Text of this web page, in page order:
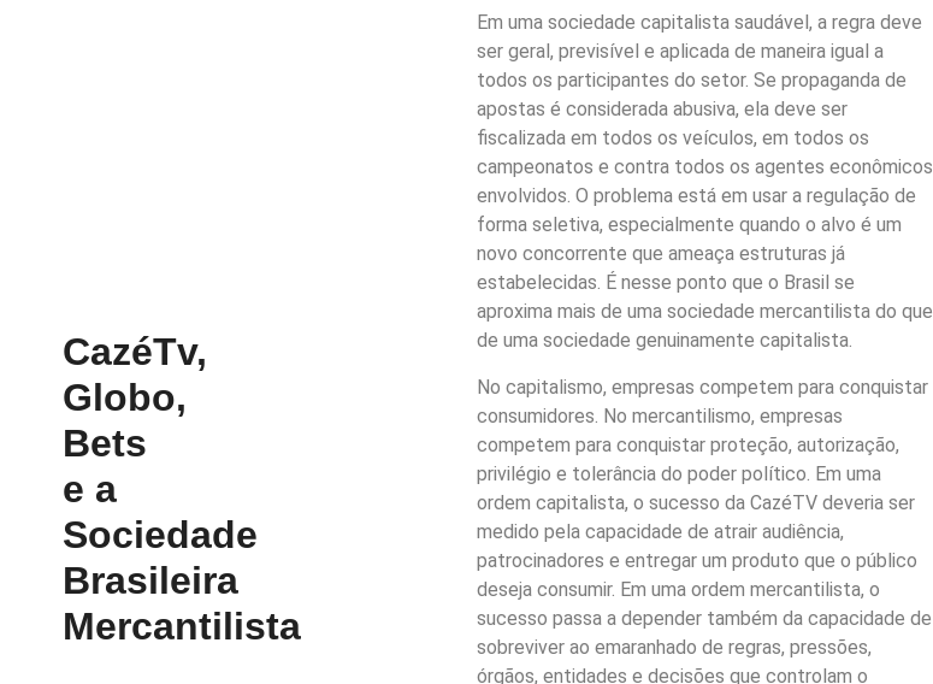
CazéTv,
Globo,
Bets
e a
Sociedade
Brasileira
Mercantilista
Em uma sociedade capitalista saudável, a regra deve
ser geral, previsível e aplicada de maneira igual a
todos os participantes do setor. Se propaganda de
apostas é considerada abusiva, ela deve ser
fiscalizada em todos os veículos, em todos os
campeonatos e contra todos os agentes econômicos
envolvidos. O problema está em usar a regulação de
forma seletiva, especialmente quando o alvo é um
novo concorrente que ameaça estruturas já
estabelecidas. É nesse ponto que o Brasil se
aproxima mais de uma sociedade mercantilista do que
de uma sociedade genuinamente capitalista.
No capitalismo, empresas competem para conquistar
consumidores. No mercantilismo, empresas
competem para conquistar proteção, autorização,
privilégio e tolerância do poder político. Em uma
ordem capitalista, o sucesso da CazéTV deveria ser
medido pela capacidade de atrair audiência,
patrocinadores e entregar um produto que o público
deseja consumir. Em uma ordem mercantilista, o
sucesso passa a depender também da capacidade de
sobreviver ao emaranhado de regras, pressões,
órgãos, entidades e decisões que controlam o